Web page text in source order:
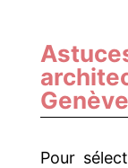
Genève
Pour